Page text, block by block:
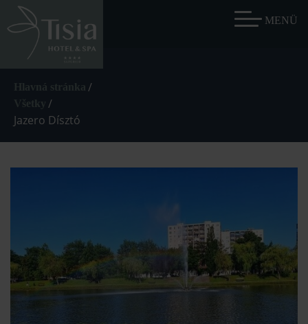
/
/
Jazero Dísztó